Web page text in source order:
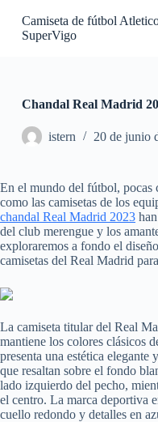
S
e
n
i
d
o
Camiseta de fútbol
SuperVigo
Chandal Real Madrid
istern 20 de junio
En el mundo del fútbol, pocas
como las camisetas de los
chandal Real Madrid 2023
del club merengue y los
exploraremos a fondo el
camisetas del Real Madrid
La camiseta titular del Real
mantiene los colores clásicos
presenta una estética
que resaltan sobre el fondo
lado izquierdo del pecho,
el centro. La marca deportiva
cuello redondo y detalles en